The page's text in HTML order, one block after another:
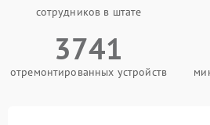
сотрудников в штате
3741
отремонтированных устройств